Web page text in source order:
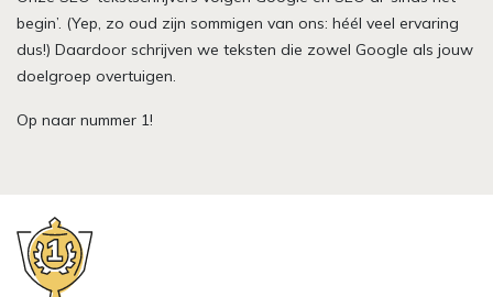
begin’. (Yep, zo oud zijn sommigen van ons: héél veel ervaring
dus!) Daardoor schrijven we teksten die zowel Google als jouw
doelgroep overtuigen.
Op naar nummer 1!